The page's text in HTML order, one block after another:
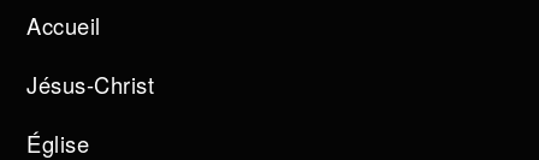
Accueil
Jésus-Christ
Église